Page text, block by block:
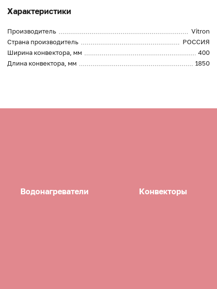
Характеристики
Производитель
Vitron
Страна производитель
РОССИЯ
Ширина конвектора, мм
400
Длина конвектора, мм
1850
Водонагреватели Конвекторы